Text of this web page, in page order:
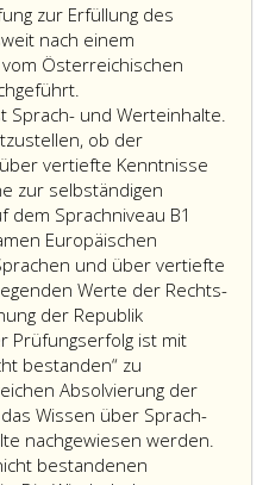
zur Erfüllung des
nach einem
Österreichischen
Sprach- und Werteinhalte.
ob der
vertiefte Kenntnisse
zur selbständigen
dem Sprachniveau B1
Europäischen
und über vertiefte
Werte der Rechts-
der Republik
Prüfungserfolg ist mit
bestanden“ zu
Absolvierung der
Wissen über Sprach-
nachgewiesen werden.
bestandenen